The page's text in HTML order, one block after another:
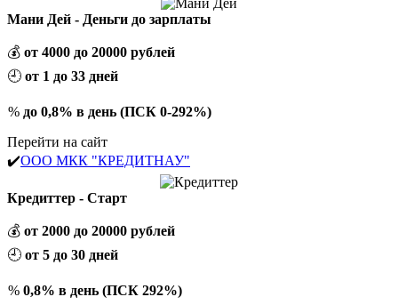
Мани Дей - Деньги до зарплаты
💰 от 4000 до 20000 рублей
🕘 от 1 до 33 дней
% до 0,8% в день (ПСК 0-292%)
Перейти на сайт
✔️ООО МКК "КРЕДИТНАУ"
Кредиттер - Старт
💰 от 2000 до 20000 рублей
🕘 от 5 до 30 дней
% 0,8% в день (ПСК 292%)